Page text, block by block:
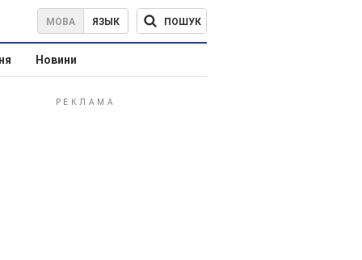
МОВА ЯЗЫК ПОШУК
Новини